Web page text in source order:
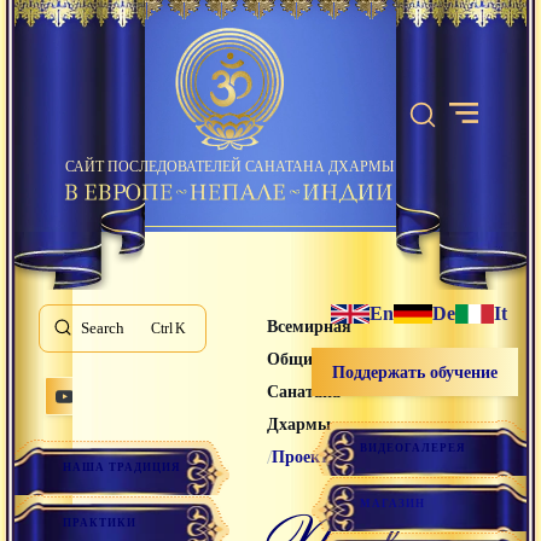
САЙТ ПОСЛЕДОВАТЕЛЕЙ САНАТАНА ДХАРМЫ
Search K
НАША ТРАДИЦИЯ
ПРАКТИКИ
Всемирная
Община
Санатана
Дхармы
/Проекты
En De It
Поддержать обучение
ВИДЕОГАЛЕРЕЯ
МАГАЗИН